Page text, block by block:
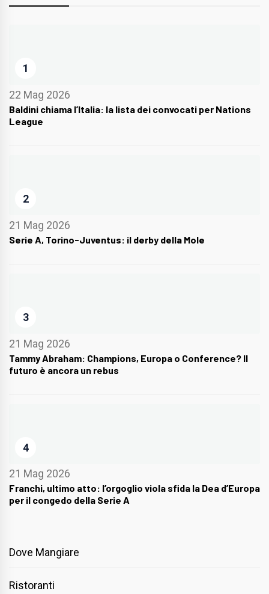
1
22 Mag 2026
Baldini chiama l’Italia: la lista dei convocati per Nations
League
2
21 Mag 2026
Serie A, Torino-Juventus: il derby della Mole
3
21 Mag 2026
Tammy Abraham: Champions, Europa o Conference? Il
futuro è ancora un rebus
4
21 Mag 2026
Franchi, ultimo atto: l’orgoglio viola sfida la Dea d’Europa
per il congedo della Serie A
Dove Mangiare
Ristoranti